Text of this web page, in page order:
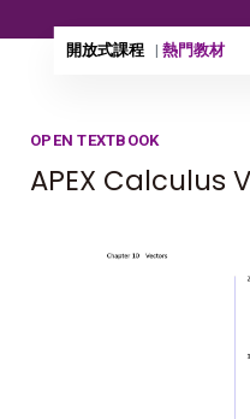
開放式課程 熱門教材
OPEN TEXTBOOK
APEX Calculus